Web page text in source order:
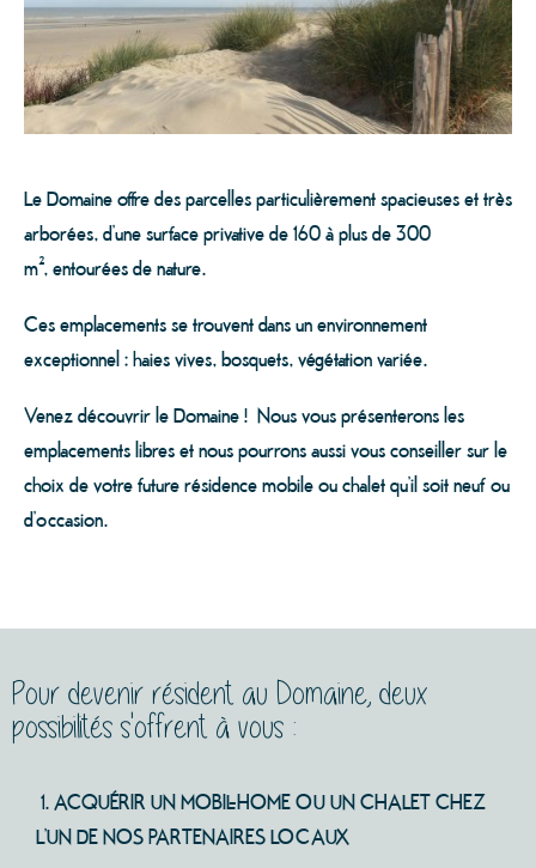
Le Domaine offre des parcelles particulièrement spacieuses et très
arborées, d’une surface privative de 160 à plus de 300
m², entourées de nature.
Ces emplacements se trouvent dans un environnement
exceptionnel : haies vives, bosquets, végétation variée.
Venez découvrir le Domaine ! Nous vous présenterons les
emplacements libres et nous pourrons aussi vous conseiller sur le
choix de votre future résidence mobile ou chalet qu’il soit neuf ou
d’occasion.
Pour devenir résident au Domaine, deux
possibilités s'offrent à vous :
1. ACQUÉRIR UN MOBIL-HOME OU UN CHALET CHEZ
L’UN DE NOS PARTENAIRES LOCAUX